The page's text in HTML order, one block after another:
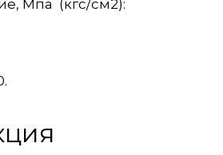
Мпа (кгс/см2):